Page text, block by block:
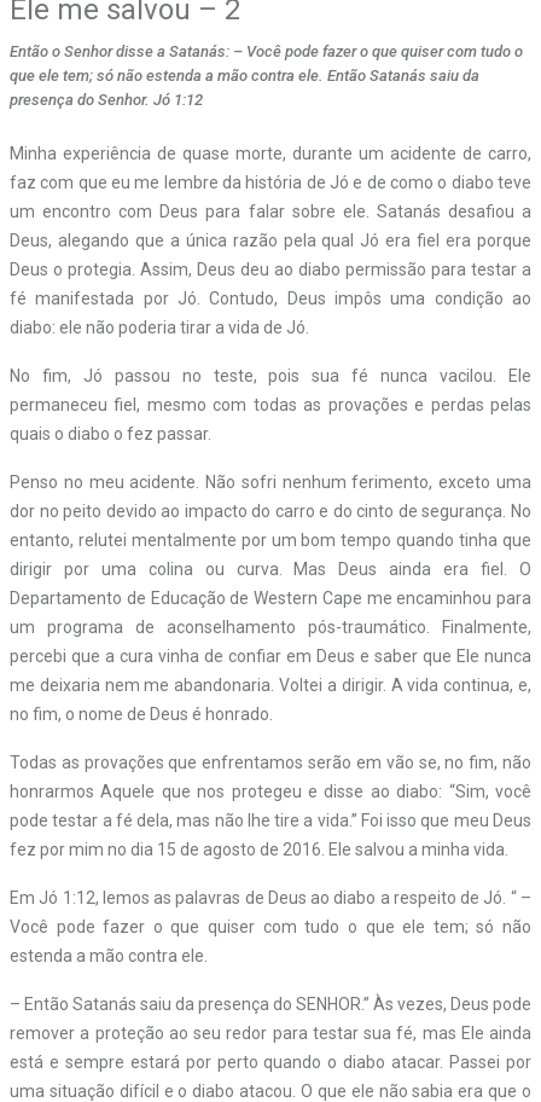
Ele me salvou – 2
Então o Senhor disse a Satanás: – Você pode fazer o que quiser com tudo o
que ele tem; só não estenda a mão contra ele. Então Satanás saiu da
presença do Senhor. Jó 1:12
Minha experiência de quase morte, durante um acidente de carro,
faz com que eu me lembre da história de Jó e de como o diabo teve
um encontro com Deus para falar sobre ele. Satanás desafiou a
Deus, alegando que a única razão pela qual Jó era fiel era porque
Deus o protegia. Assim, Deus deu ao diabo permissão para testar a
fé manifestada por Jó. Contudo, Deus impôs uma condição ao
diabo: ele não poderia tirar a vida de Jó.
No fim, Jó passou no teste, pois sua fé nunca vacilou. Ele
permaneceu fiel, mesmo com todas as provações e perdas pelas
quais o diabo o fez passar.
Penso no meu acidente. Não sofri nenhum ferimento, exceto uma
dor no peito devido ao impacto do carro e do cinto de segurança. No
entanto, relutei mentalmente por um bom tempo quando tinha que
dirigir por uma colina ou curva. Mas Deus ainda era fiel. O
Departamento de Educação de Western Cape me encaminhou para
um programa de aconselhamento pós-traumático. Finalmente,
percebi que a cura vinha de confiar em Deus e saber que Ele nunca
me deixaria nem me abandonaria. Voltei a dirigir. A vida continua, e,
no fim, o nome de Deus é honrado.
Todas as provações que enfrentamos serão em vão se, no fim, não
honrarmos Aquele que nos protegeu e disse ao diabo: “Sim, você
pode testar a fé dela, mas não lhe tire a vida.” Foi isso que meu Deus
fez por mim no dia 15 de agosto de 2016. Ele salvou a minha vida.
Em Jó 1:12, lemos as palavras de Deus ao diabo a respeito de Jó. “ –
Você pode fazer o que quiser com tudo o que ele tem; só não
estenda a mão contra ele.
– Então Satanás saiu da presença do SENHOR.” Às vezes, Deus pode
remover a proteção ao seu redor para testar sua fé, mas Ele ainda
está e sempre estará por perto quando o diabo atacar. Passei por
uma situação difícil e o diabo atacou. O que ele não sabia era que o